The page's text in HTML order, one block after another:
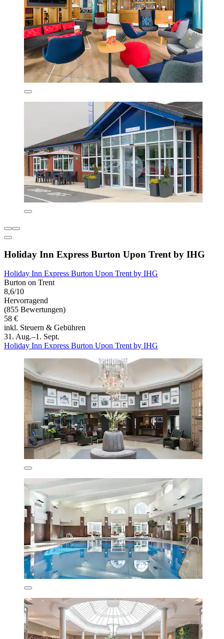
Holiday Inn Express Burton Upon Trent by IHG
Holiday Inn Express Burton Upon Trent by IHG
Burton on Trent
8,6/10
Hervorragend
(855 Bewertungen)
58 €
inkl. Steuern & Gebühren
31. Aug.–1. Sept.
Holiday Inn Express Burton Upon Trent by IHG